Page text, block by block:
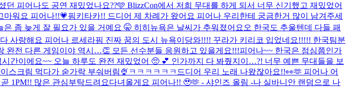
던 피어나도 공연 재밌었나요??🩵 BlizzCon에서 저희 무대를 하게 되서 너무 신기했고 재밌었어
마워요 피어나!!💗핌키타카!! 드디어 제 차례가 왔어요 피어나 우리한테 궁금한거 많이 남겨주세
은 좀 늦게 잘 필요가 있을 거예요 🤫 히히 뉴욕은 날씨가 추워졌어요오 한국도 추울텐데 다들 패
사랑해요 피어나 르세라핌 진짜 꿈의 도시 뉴욕이당와!!!! 꾸라가 키리코 입었네요!!!!! 한국팀분
완전 다른 게임이야 역시…👏 모든 선수분들 응원하고 있을게요!!!피어나~~ 한국은 점심쯤인가
간이에요~~ 오늘 하루도 완전 재밌었어 🥺 💕 인가까지 다 봐줬지이…?! 너무 예쁜 무대들을 보
스크림 먹다가 숟가락 부숴버림🍨ㅋㅋㅋㅋㅋㅋ 드디어 우리 노래 나왔잖아요!!👀🫶 피어나 어
1PM!! 많은 관심부탁드려요다녀올게요 피어나!! 🥹🫶 - 샤인즈 올림 -나 실바니안 랜덤으로 나